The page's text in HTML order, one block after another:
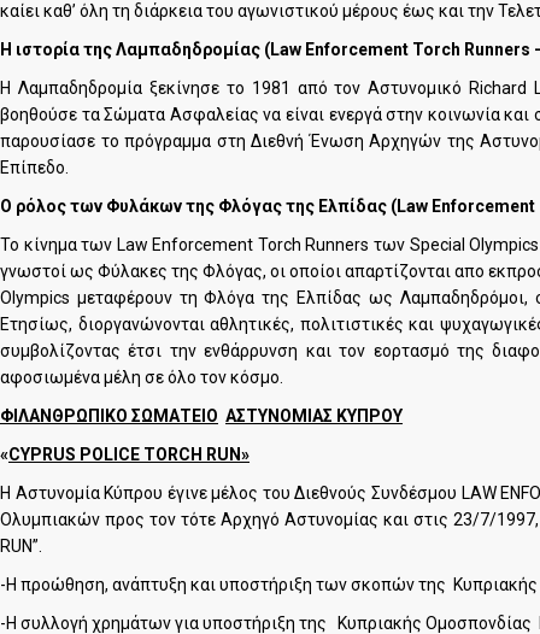
καίει καθ’ όλη τη διάρκεια του αγωνιστικού μέρους έως και την
Η ιστορίατηςΛαμπαδηδρομίας (Law Enforcement Torch Runners
Η Λαμπαδηδρομία ξεκίνησε το 1981 από τον Αστυνομικό
βοηθούσε τα Σώματα Ασφαλείας να είναι ενεργά στην κοινωνία
παρουσίασε το πρόγραμμα στη Διεθνή Ένωση Αρχηγών της
Επίπεδο.
Ο ρόλος των Φυλάκων της Φλόγας της Ελπίδας (Law Enforcement
Το κίνημα των Law Enforcement Torch Runners των Special
γνωστοί ως Φύλακες της Φλόγας, οι οποίοι απαρτίζονται απο
Olympics μεταφέρουν τη Φλόγα της Ελπίδας ως
Ετησίως, διοργανώνονται αθλητικές, πολιτιστικές και
συμβολίζοντας έτσι την ενθάρρυνση και τον εορτασμό της
αφοσιωμένα μέλη σε όλο τον κόσμο.
ΦΙΛΑΝΘΡΩΠΙΚΟ ΣΩΜΑΤΕΙΟ ΑΣΤΥΝΟΜΙΑΣ ΚΥΠΡΟΥ
«CYPRUS POLICE TORCH RUN»
Η Αστυνομία Κύπρου έγινε μέλος του Διεθνούς Συνδέσμου LAW
Ολυμπιακών προς τον τότε Αρχηγό Αστυνομίας και στις 23/7/
RUN”.
-Η προώθηση, ανάπτυξη και υποστήριξη των σκοπών της
-Η συλλογή χρημάτων για υποστήριξη της Κυπριακής